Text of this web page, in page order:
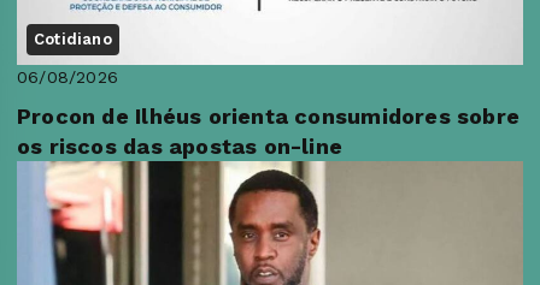
Cotidiano
06/08/2026
Procon de Ilhéus orienta consumidores sobre
os riscos das apostas on-line